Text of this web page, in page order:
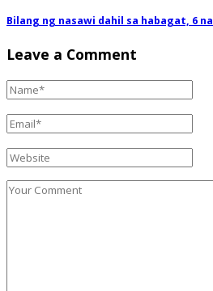
Bilang ng nasawi dahil sa habagat, 6 na
Leave a Comment